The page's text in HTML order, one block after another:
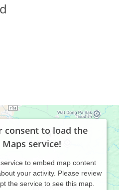
consent to load the
Maps service!
to embed map content
your activity. Please review
the service to see this map.